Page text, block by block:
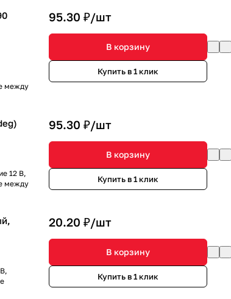
между
95.30 ₽/шт
В корзину
Купить в 1 клик
12 В,
между
95.30 ₽/шт
В корзину
Купить в 1 клик
20.20 ₽/шт
В корзину
Купить в 1 клик